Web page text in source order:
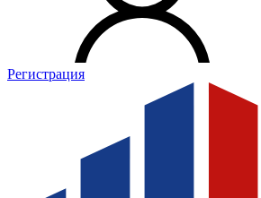
Регистрация